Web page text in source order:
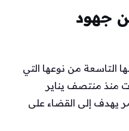
جهود
التاسعة من نوعها التي
منذ منتصف يناير
يهدف إلى القضاء على